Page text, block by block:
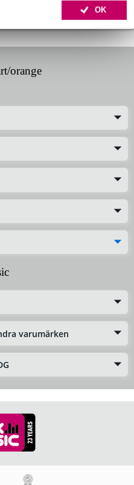
OK
nylon 420D
orange
varumärken